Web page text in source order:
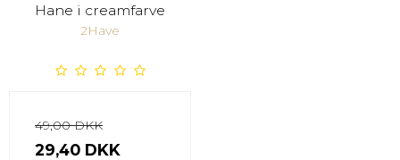
Hane i creamfarve
2Have
49,00 DKK
29,40 DKK